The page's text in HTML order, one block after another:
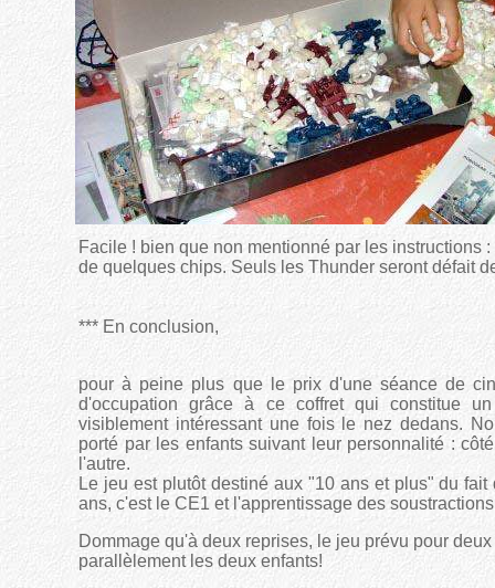
Facile ! bien que non mentionné par les instructions
de quelques chips. Seuls les Thunder seront défait
*** En conclusion,
pour à peine plus que le prix d'une séance de
d'occupation grâce à ce coffret qui constitue
visiblement intéressant une fois le nez dedans.
porté par les enfants suivant leur personnalité :
l'autre.
Le jeu est plutôt destiné aux "10 ans et plus" du
ans, c'est le CE1 et l'apprentissage des
Dommage qu'à deux reprises, le jeu prévu pour
parallèlement les deux enfants!